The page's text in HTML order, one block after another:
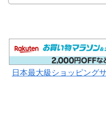
日本最大級ショッピング